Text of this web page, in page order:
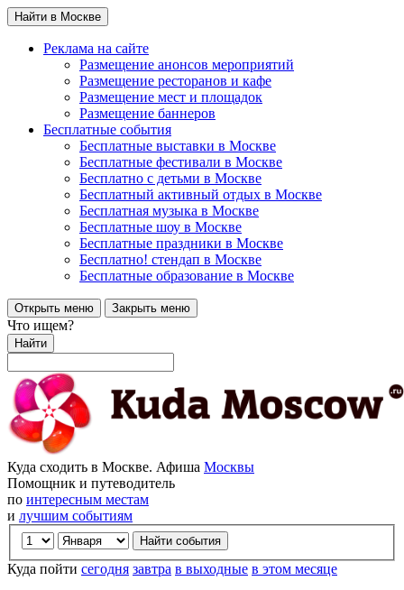
Найти в Москве
Реклама на сайте
Размещение анонсов мероприятий
Размещение ресторанов и кафе
Размещение мест и площадок
Размещение баннеров
Бесплатные события
Бесплатные выставки в Москве
Бесплатные фестивали в Москве
Бесплатно с детьми в Москве
Бесплатный активный отдых в Москве
Бесплатная музыка в Москве
Бесплатные шоу в Москве
Бесплатные праздники в Москве
Бесплатно! стендап в Москве
Бесплатные образование в Москве
Открыть меню Закрыть меню
Что ищем?
Найти
Куда сходить в Москве. Афиша Москвы
Помощник и путеводитель
по интересным местам
и лучшим событиям
Куда пойти сегодня завтра в выходные в этом месяце